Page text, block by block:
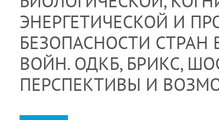
ЭНЕРГЕТИЧЕСКОЙ И
БЕЗОПАСНОСТИ
ВОЙН. ОДКБ, БРИКС,
ПЕРСПЕКТИВЫ И